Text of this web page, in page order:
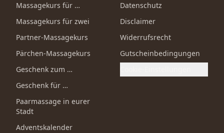
Massagekurs für …
Massagekurs für zwei
Partner-Massagekurs
Pärchen-Massagekurs
Geschenk zum …
Geschenk für …
Paarmassage in eurer
Stadt
Adventskalender
Datenschutz
Disclaimer
Widerrufsrecht
Gutscheinbedingungen